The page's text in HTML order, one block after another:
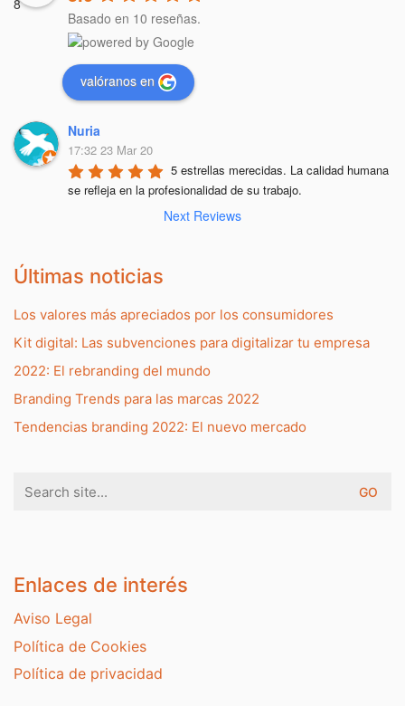
Basado en 10 reseñas.
valóranos en
Nuria
17:32 23 Mar 20
5 estrellas merecidas. La calidad humana
se refleja en la profesionalidad de su trabajo.
Next Reviews
Últimas noticias
Los valores más apreciados por los consumidores
Kit digital: Las subvenciones para digitalizar tu empresa
2022: El rebranding del mundo
Branding Trends para las marcas 2022
Tendencias branding 2022: El nuevo mercado
for:
Enlaces de interés
Aviso Legal
Política de Cookies
Política de privacidad